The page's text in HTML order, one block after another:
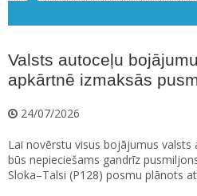
Valsts autoceļu
apkārtnē izmaksās
24/07/2026
Lai novērstu visus bojājumus
būs nepieciešams gandrīz
Sloka–Talsi (P128) posmu plānots